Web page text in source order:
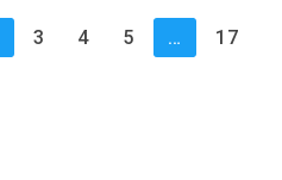
3 4 5 …
17